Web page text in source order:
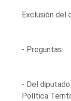
Exclusión del
- Preguntas:
- Del
Política